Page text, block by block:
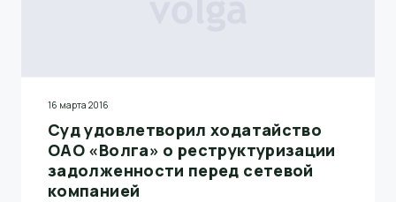
16 марта 2016
Суд удовлетворил ходатайство
ОАО «Волга» о реструктуризации
задолженности перед сетевой
компанией